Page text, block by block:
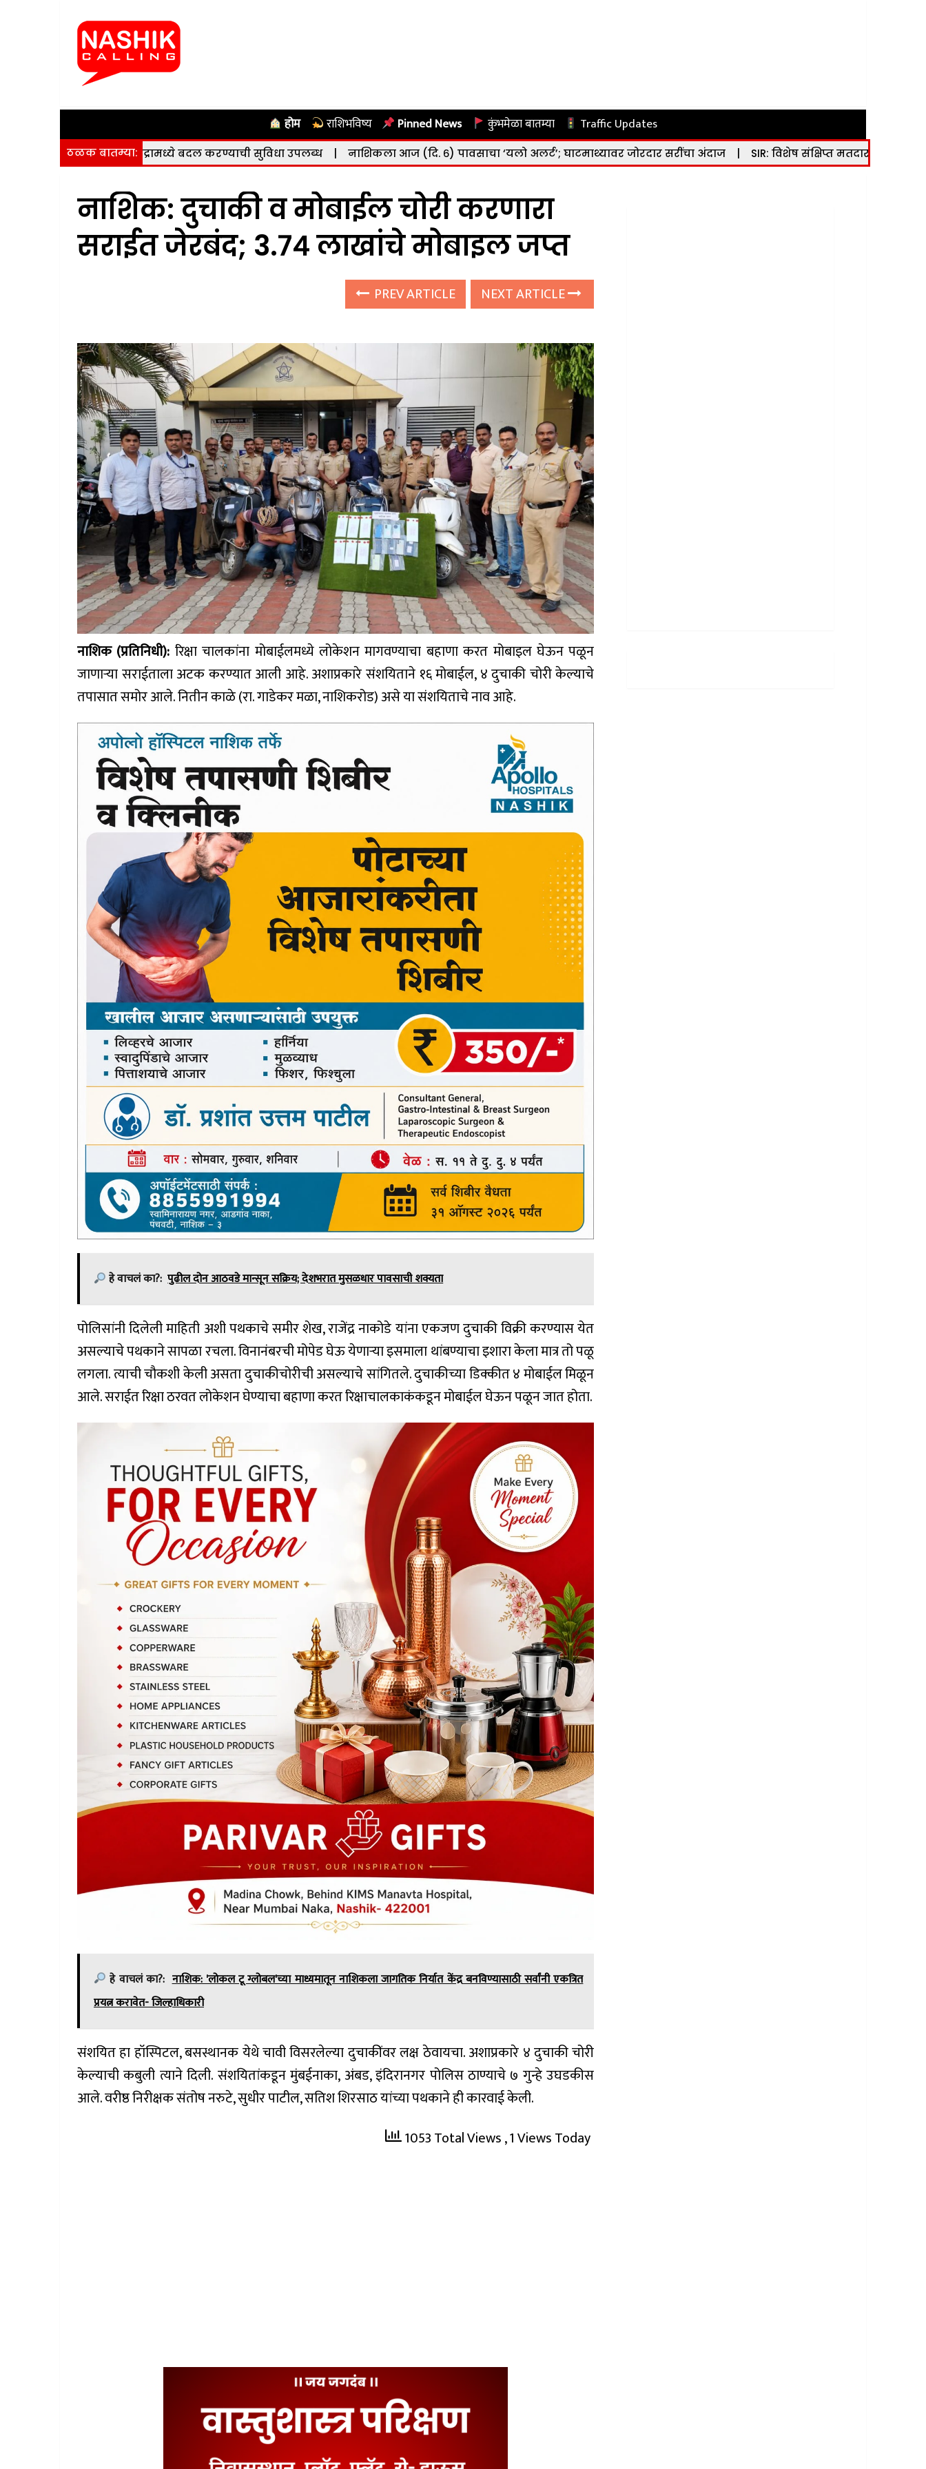
होम राशिभविष्य Pinned News कुंभमेळा बातम्या Traffic Updates
ठळक बातम्या:
करणे व केंद्रामध्ये बदल करण्याची सुविधा उपलब्ध | नाशिकला आज (दि. ६) पावसाचा ‘यलो अलर्ट’; घाटमाथ्यावर जोरदार सरींचा अंदाज | SIR: विशेष संक्षिप्त मतदार यादी पुनरीक्षण
नाशिक: दुचाकी व मोबाईल चोरी करणारा
सराईत जेरबंद; 3.७४ लाखांचे मोबाइल जप्त
PREV ARTICLE NEXT ARTICLE
नाशिक (प्रतिनिधी): रिक्षा चालकांना मोबाईलमध्ये लोकेशन मागवण्याचा बहाणा करत मोबाइल घेऊन पळून
जाणाऱ्या सराईताला अटक करण्यात आली आहे. अशाप्रकारे संशयिताने १६ मोबाईल, ४ दुचाकी चोरी केल्याचे
तपासात समोर आले. नितीन काळे (रा. गाडेकर मळा, नाशिकरोड) असे या संशयिताचे नाव आहे.
हे वाचलं का?: पुढील दोन आठवडे मान्सून सक्रिय; देशभरात मुसळधार पावसाची शक्यता
पोलिसांनी दिलेली माहिती अशी पथकाचे समीर शेख, राजेंद्र नाकोडे यांना एकजण दुचाकी विक्री करण्यास येत
असल्याचे पथकाने सापळा रचला. विनानंबरची मोपेड घेऊ येणाऱ्या इसमाला थांबण्याचा इशारा केला मात्र तो पळू
लगला. त्याची चौकशी केली असता दुचाकीचोरीची असल्याचे सांगितले. दुचाकीच्या डिक्कीत ४ मोबाईल मिळून
आले. सराईत रिक्षा ठरवत लोकेशन घेण्याचा बहाणा करत रिक्षाचालकाकंकडून मोबाईल घेऊन पळून जात होता.
हे वाचलं का?: नाशिक: 'लोकल टू ग्लोबल'च्या माध्यमातून नाशिकला जागतिक निर्यात केंद्र बनविण्यासाठी सर्वांनी एकत्रित
प्रयत्न करावेत- जिल्हाधिकारी
संशयित हा हॉस्पिटल, बसस्थानक येथे चावी विसरलेल्या दुचाकींवर लक्ष ठेवायचा. अशाप्रकारे ४ दुचाकी चोरी
केल्याची कबुली त्याने दिली. संशयितांकडून मुंबईनाका, अंबड, इंदिरानगर पोलिस ठाण्याचे ७ गुन्हे उघडकीस
आले. वरीष्ठ निरीक्षक संतोष नरुटे, सुधीर पाटील, सतिश शिरसाठ यांच्या पथकाने ही कारवाई केली.
1053 Total Views, 1 Views Today